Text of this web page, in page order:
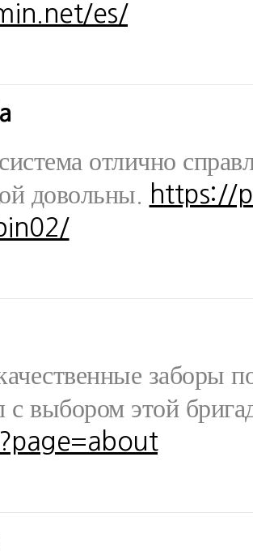
es/
отлично
довольны.
https://
заборы
с выбором этой